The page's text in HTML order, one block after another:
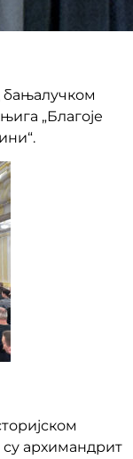
„Благоје
су архимандрит